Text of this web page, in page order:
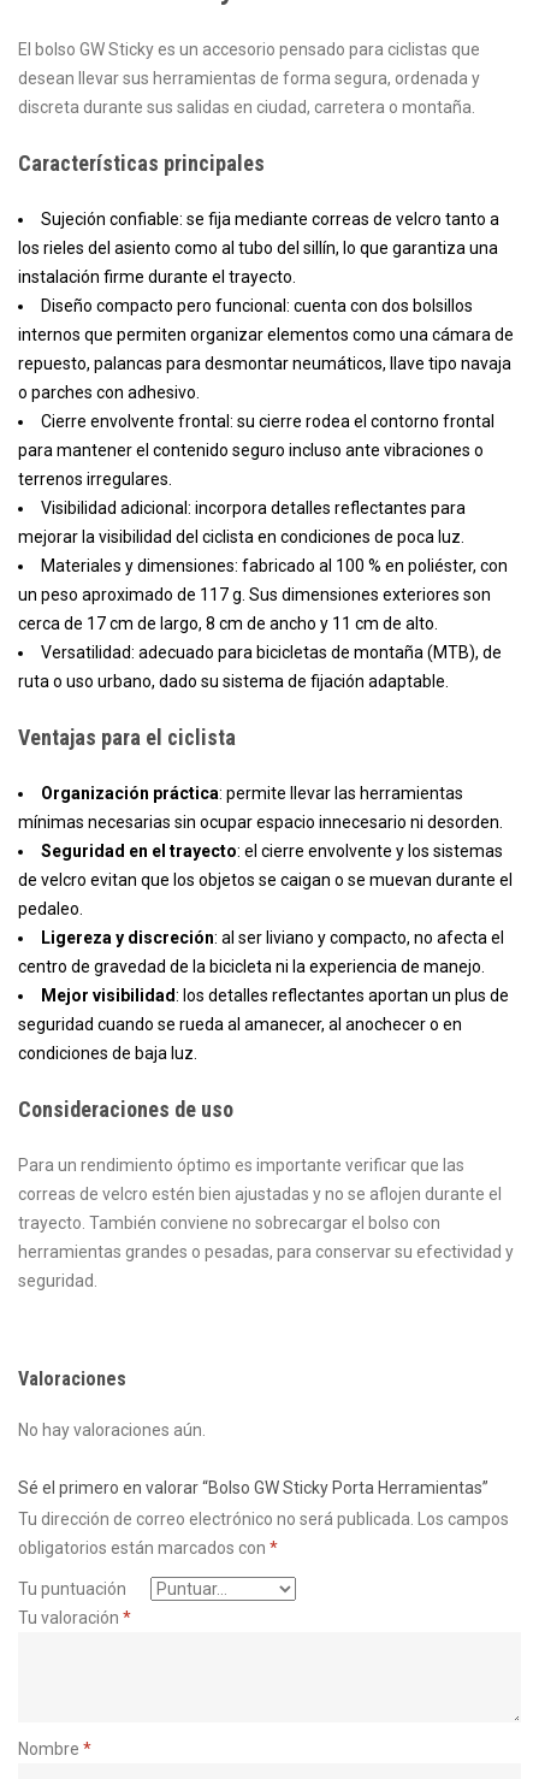
El bolso GW Sticky es un accesorio pensado para ciclistas que
desean llevar sus herramientas de forma segura, ordenada y
discreta durante sus salidas en ciudad, carretera o montaña.
Características principales
Sujeción confiable: se fija mediante correas de velcro tanto a
los rieles del asiento como al tubo del sillín, lo que garantiza una
instalación firme durante el trayecto.
Diseño compacto pero funcional: cuenta con dos bolsillos
internos que permiten organizar elementos como una cámara de
repuesto, palancas para desmontar neumáticos, llave tipo navaja
o parches con adhesivo.
Cierre envolvente frontal: su cierre rodea el contorno frontal
para mantener el contenido seguro incluso ante vibraciones o
terrenos irregulares.
Visibilidad adicional: incorpora detalles reflectantes para
mejorar la visibilidad del ciclista en condiciones de poca luz.
Materiales y dimensiones: fabricado al 100 % en poliéster, con
un peso aproximado de 117 g. Sus dimensiones exteriores son
cerca de 17 cm de largo, 8 cm de ancho y 11 cm de alto.
Versatilidad: adecuado para bicicletas de montaña (MTB), de
ruta o uso urbano, dado su sistema de fijación adaptable.
Ventajas para el ciclista
Organización práctica: permite llevar las herramientas
mínimas necesarias sin ocupar espacio innecesario ni desorden.
Seguridad en el trayecto: el cierre envolvente y los sistemas
de velcro evitan que los objetos se caigan o se muevan durante el
pedaleo.
Ligereza y discreción: al ser liviano y compacto, no afecta el
centro de gravedad de la bicicleta ni la experiencia de manejo.
Mejor visibilidad: los detalles reflectantes aportan un plus de
seguridad cuando se rueda al amanecer, al anochecer o en
condiciones de baja luz.
Consideraciones de uso
Para un rendimiento óptimo es importante verificar que las
correas de velcro estén bien ajustadas y no se aflojen durante el
trayecto. También conviene no sobrecargar el bolso con
herramientas grandes o pesadas, para conservar su efectividad y
seguridad.
Valoraciones
No hay valoraciones aún.
Sé el primero en valorar “Bolso GW Sticky Porta Herramientas”
Tu dirección de correo electrónico no será publicada.
Los campos
obligatorios están marcados con *
Tu puntuación
Tu valoración *
Nombre *